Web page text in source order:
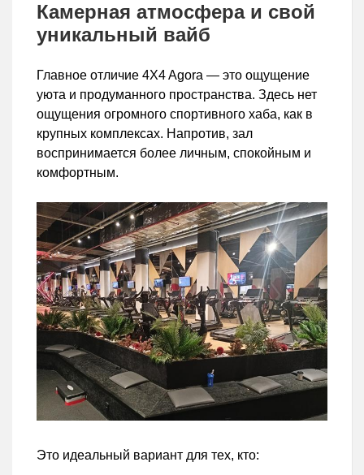
Камерная атмосфера и свой
уникальный вайб
Главное отличие 4X4 Agora — это ощущение
уюта и продуманного пространства. Здесь нет
ощущения огромного спортивного хаба, как в
крупных комплексах. Напротив, зал
воспринимается более личным, спокойным и
комфортным.
Это идеальный вариант для тех, кто: